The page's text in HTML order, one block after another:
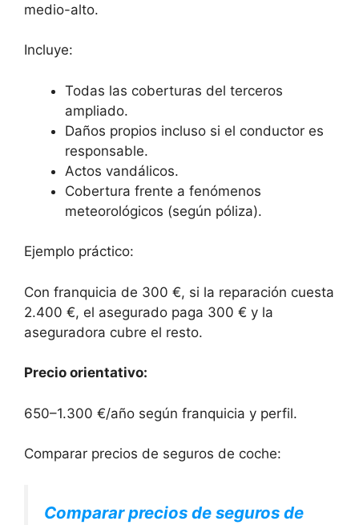
medio-alto.
Incluye:
Todas las coberturas del terceros
ampliado.
Daños propios incluso si el conductor es
responsable.
Actos vandálicos.
Cobertura frente a fenómenos
meteorológicos (según póliza).
Ejemplo práctico:
Con franquicia de 300 €, si la reparación cuesta
2.400 €, el asegurado paga 300 € y la
aseguradora cubre el resto.
Precio orientativo:
650–1.300 €/año según franquicia y perfil.
Comparar precios de seguros de coche:
Comparar precios de seguros de